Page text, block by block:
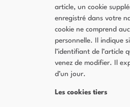
article, un cookie
enregistré dans votre
cookie ne comprend
personnelle. Il indique
l’identifiant de l’article
venez de modifier. Il
d’un jour.
Les cookies tiers